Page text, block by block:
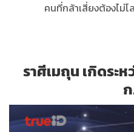
คนที่กล้าเสี่ยงต้องไม่โ
ราศีเมถุน เกิดระ